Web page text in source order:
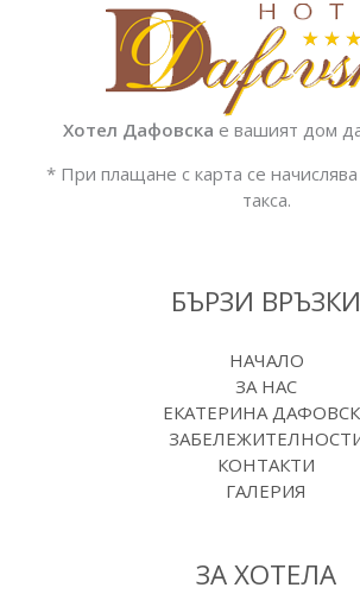
Хотел Дафовска е вашият дом
* При плащане с карта се
такса.
БЪРЗИ ВРЪЗКИ
НАЧАЛО
ЗА НАС
ЕКАТЕРИНА
КОНТАКТИ
ГАЛЕРИЯ
ЗА ХОТЕЛА